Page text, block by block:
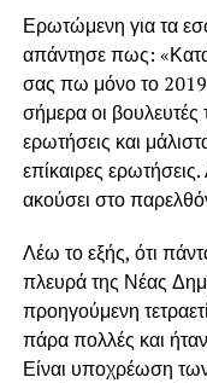
Ερωτώμενη για τα
απάντησε πως:
σας πω μόνο το 2019
σήμερα οι
ερωτήσεις και
επίκαιρες
ακούσει στο
Λέω το εξής, ότι
πλευρά της Νέας
προηγούμενη
πάρα πολλές και
Είναι υποχρέωση